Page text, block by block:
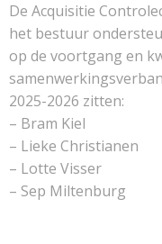
De Acquisitie
het bestuur
op de voortgang en
2025-2026 zitten:
– Bram Kiel
– Lieke Christianen
– Lotte Visser
– Sep Miltenburg